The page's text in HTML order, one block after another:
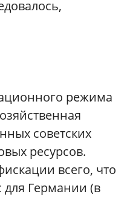
режима
советских
ресурсов.
всего, что
для Германии (в